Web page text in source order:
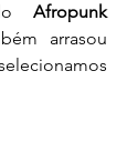
Afropunk
arrasou